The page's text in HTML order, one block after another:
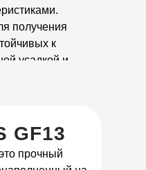
получения
к
усадкой и
GF13
прочный